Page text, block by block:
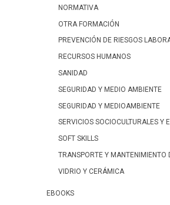
NORMATIVA
OTRA FORMACIÓN
PREVENCIÓN DE RIESGOS
RECURSOS HUMANOS
SANIDAD
SEGURIDAD Y MEDIO AMBIENTE
SEGURIDAD Y MEDIOAMBIENTE
SERVICIOS SOCIOCULTURALES Y
SOFT SKILLS
TRANSPORTE Y MANTENIMIENTO
VIDRIO Y CERÁMICA
EBOOKS